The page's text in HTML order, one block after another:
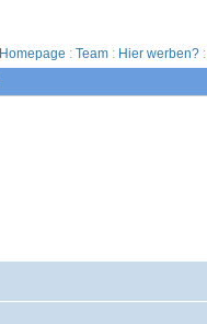
Homepage : Team : Hier werben? :